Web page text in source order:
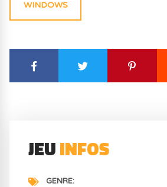
WINDOWS
JEUINFOS
GENRE